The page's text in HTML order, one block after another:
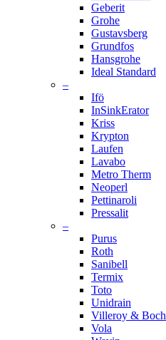
Geberit
Grohe
Gustavsberg
Grundfos
Hansgrohe
Ideal Standard
–
Ifö
InSinkErator
Kriss
Krypton
Laufen
Lavabo
Metro Therm
Neoperl
Pettinaroli
Pressalit
–
Purus
Roth
Sanibell
Termix
Toto
Unidrain
Villeroy & Boch
Vola